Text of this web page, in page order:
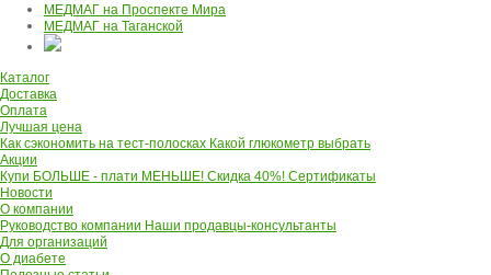
МЕДМАГ на Проспекте Мира
МЕДМАГ на Таганской
Каталог
Доставка
Оплата
Лучшая цена
Как сэкономить на тест-полосках Какой глюкометр выбрать
Акции
Купи БОЛЬШЕ - плати МЕНЬШЕ! Скидка 40%! Сертификаты
Новости
О компании
Руководство компании Наши продавцы-консультанты
Для организаций
О диабете